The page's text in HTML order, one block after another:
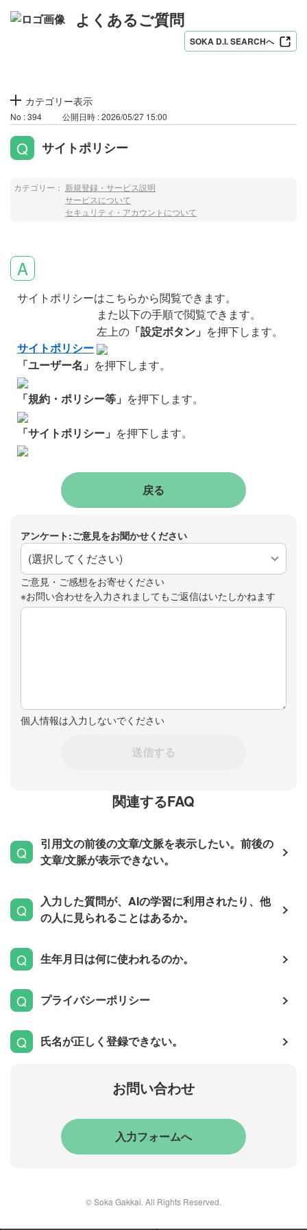
よくあるご質問
SOKA D.I. SEARCHへ
カテゴリー表示
No : 394 公開日時 : 2026/05/27 15:00
サイトポリシー
カテゴリー： 新規登録・サービス説明
サービスについて
セキュリティ・アカウントについて
サイトポリシーはこちらから閲覧できます。
サイトポリシー
また以下の手順で閲覧できます。
左上の 「設定ボタン」 を押下します。
「ユーザー名」 を押下します。
「規約・ポリシー等」 を押下します。
「サイトポリシー」 を押下します。
戻る
アンケート:ご意見をお聞かせください
(選択してください)
ご意見・ご感想をお寄せください
※お問い合わせを入力されましてもご返信はいたしかねます
個人情報は入力しないでください
送信する
関連するFAQ
引用文の前後の文章/文脈を表示したい。前後の
文章/文脈が表示できない。
入力した質問が、AIの学習に利用されたり、他
の人に見られることはあるか。
生年月日は何に使われるのか。
プライバシーポリシー
氏名が正しく登録できない。
お問い合わせ
入力フォームへ
© Soka Gakkai. All Rights Reserved.